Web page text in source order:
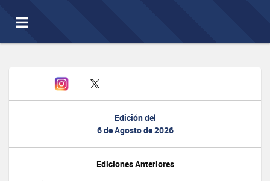
Toggle
navigation
Edición del
6 de Agosto de 2026
Ediciones Anteriores